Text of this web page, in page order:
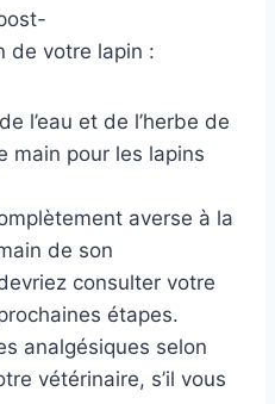
de votre lapin :
l’eau et de l’herbe de
main pour les lapins
averse à la
de son
consulter votre
étapes.
analgésiques selon
vétérinaire, s’il vous